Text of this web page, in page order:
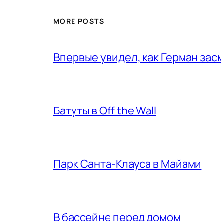
MORE POSTS
Впервые увидел, как Герман
Батуты в Off the Wall
Парк Санта-Клауса в Майами
В бассейне перед домом